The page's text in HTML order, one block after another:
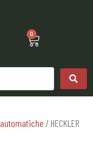
0
/ HECKLER